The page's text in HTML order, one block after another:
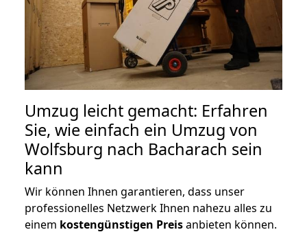
Umzug leicht gemacht: Erfahren
Sie, wie einfach ein Umzug von
Wolfsburg nach Bacharach sein
kann
Wir können Ihnen garantieren, dass unser
professionelles Netzwerk Ihnen nahezu alles zu
einem kostengünstigen Preisanbieten können.